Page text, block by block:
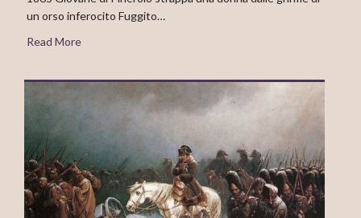
un orso inferocito Fuggito…
Read More